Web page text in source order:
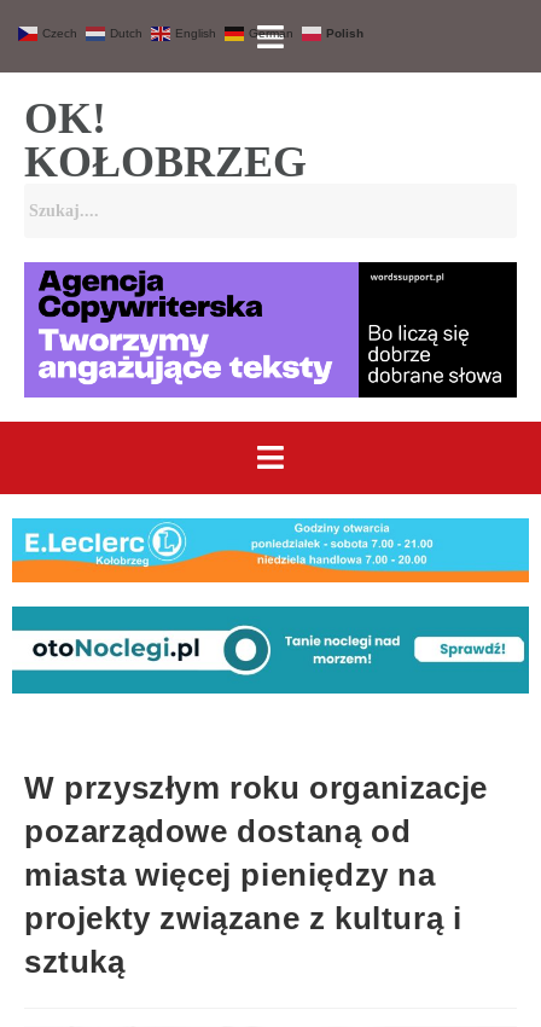
OK!
KOŁOBRZEG
W przyszłym roku organizacje
pozarządowe dostaną od
miasta więcej pieniędzy na
projekty związane z kulturą i
sztuką
Czech Dutch English German Polish